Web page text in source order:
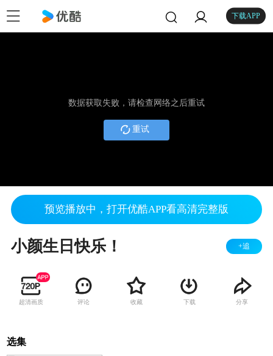
下载APP
数据获取失败，请检查网络之后重试
重试
预览播放中，打开优酷APP看高清完整版
小颜生日快乐！ +追
超清画质 评论 收藏 下载 分享
选集